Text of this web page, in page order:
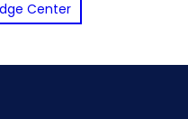
เดียสู่
สร้าง
Center